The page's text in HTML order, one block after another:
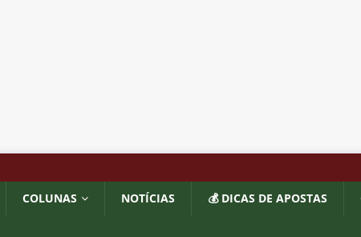
COLUNAS NOTÍCIAS 💰 DICAS DE APOSTAS